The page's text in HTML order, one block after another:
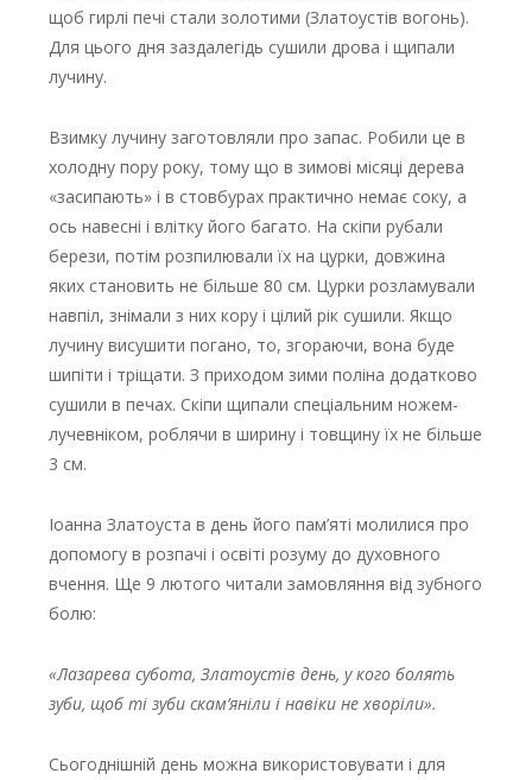
щоб гирлі печі стали золотими (Златоустів вогонь).
Для цього дня заздалегідь сушили дрова і щипали
лучину.
Взимку лучину заготовляли про запас. Робили це в
холодну пору року, тому що в зимові місяці дерева
«засипають» і в стовбурах практично немає соку, а
ось навесні і влітку його багато. На скіпи рубали
берези, потім розпилювали їх на цурки, довжина
яких становить не більше 80 см. Цурки розламували
навпіл, знімали з них кору і цілий рік сушили. Якщо
лучину висушити погано, то, згораючи, вона буде
шипіти і тріщати. З приходом зими поліна додатково
сушили в печах. Скіпи щипали спеціальним ножем-
лучевніком, роблячи в ширину і товщину їх не більше
3 см.
Іоанна Златоуста в день його пам’яті молилися про
допомогу в розпачі і освіті розуму до духовного
вчення. Ще 9 лютого читали замовляння від зубного
болю:
«Лазарева субота, Златоустів день, у кого болять
зуби, щоб ті зуби скам’яніли і навіки не хворіли».
Сьогоднішній день можна використовувати і для